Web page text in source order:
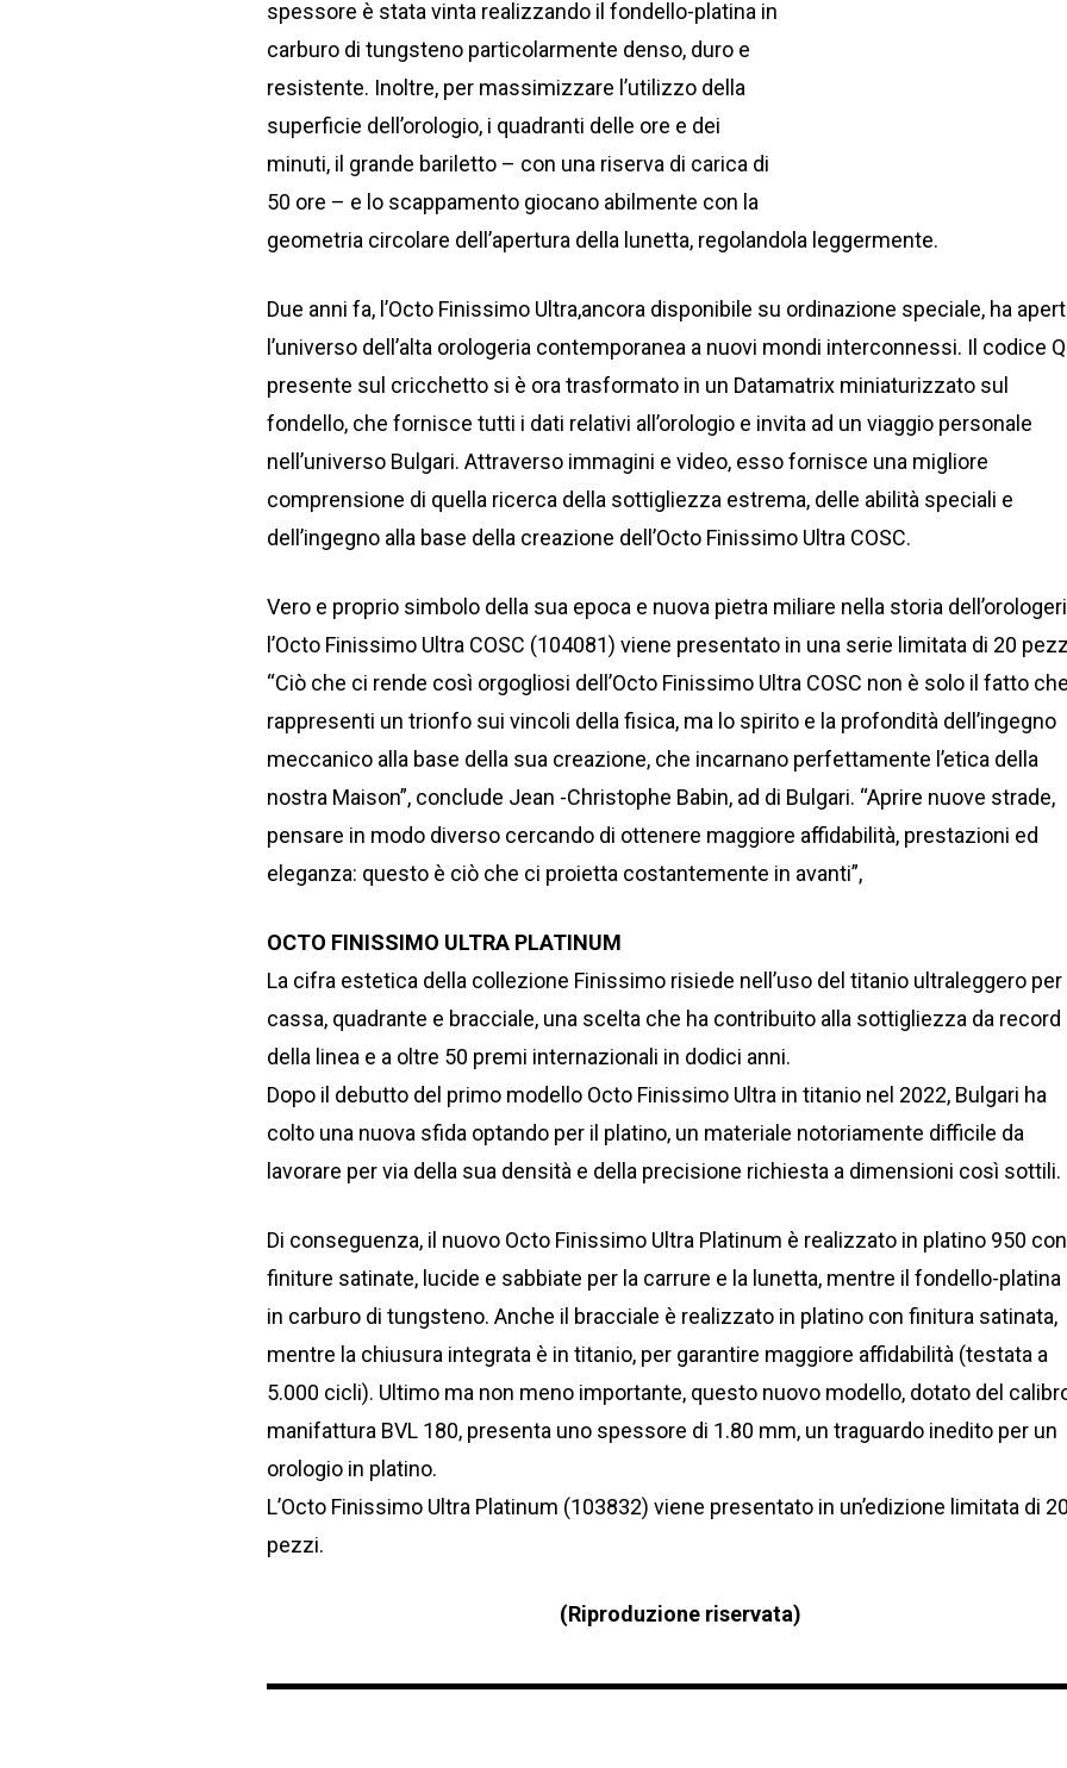
spessore è stata vinta realizzando il fondello-platina in
carburo di tungsteno particolarmente denso, duro e
resistente. Inoltre, per massimizzare l’utilizzo della
superficie dell’orologio, i quadranti delle ore e dei
minuti, il grande bariletto – con una riserva di carica di
50 ore – e lo scappamento giocano abilmente con la
geometria circolare dell’apertura della lunetta, regolandola leggermente.
Due anni fa, l’Octo Finissimo Ultra,ancora disponibile su ordinazione speciale, ha
l’universo dell’alta orologeria contemporanea a nuovi mondi interconnessi. Il codice
presente sul cricchetto si è ora trasformato in un Datamatrix miniaturizzato sul
fondello, che fornisce tutti i dati relativi all’orologio e invita ad un viaggio personale
nell’universo Bulgari. Attraverso immagini e video, esso fornisce una migliore
comprensione di quella ricerca della sottigliezza estrema, delle abilità speciali e
dell’ingegno alla base della creazione dell’Octo Finissimo Ultra COSC.
Vero e proprio simbolo della sua epoca e nuova pietra miliare nella storia
l’Octo Finissimo Ultra COSC (104081) viene presentato in una serie limitata di 20
“Ciò che ci rende così orgogliosi dell’Octo Finissimo Ultra COSC non è solo il fatto che
rappresenti un trionfo sui vincoli della fisica, ma lo spirito e la profondità dell’ingegno
meccanico alla base della sua creazione, che incarnano perfettamente l’etica della
nostra Maison”, conclude Jean -Christophe Babin, ad di Bulgari. “Aprire nuove strade,
pensare in modo diverso cercando di ottenere maggiore affidabilità, prestazioni ed
eleganza: questo è ciò che ci proietta costantemente in avanti”,
OCTO FINISSIMO ULTRA PLATINUM
La cifra estetica della collezione Finissimo risiede nell’uso del titanio ultraleggero per
cassa, quadrante e bracciale, una scelta che ha contribuito alla sottigliezza da record
della linea e a oltre 50 premi internazionali in dodici anni.
Dopo il debutto del primo modello Octo Finissimo Ultra in titanio nel 2022, Bulgari ha
colto una nuova sfida optando per il platino, un materiale notoriamente difficile da
lavorare per via della sua densità e della precisione richiesta a dimensioni così sottili.
Di conseguenza, il nuovo Octo Finissimo Ultra Platinum è realizzato in platino 950 con
finiture satinate, lucide e sabbiate per la carrure e la lunetta, mentre il fondello-platina
in carburo di tungsteno. Anche il bracciale è realizzato in platino con finitura satinata,
mentre la chiusura integrata è in titanio, per garantire maggiore affidabilità (testata a
5.000 cicli). Ultimo ma non meno importante, questo nuovo modello, dotato del
manifattura BVL 180, presenta uno spessore di 1.80 mm, un traguardo inedito per un
orologio in platino.
L’Octo Finissimo Ultra Platinum (103832) viene presentato in un’edizione limitata di 20
pezzi.
(Riproduzione riservata)